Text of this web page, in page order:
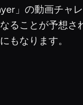
」の動画チャ
ることが予想さ
もなります。